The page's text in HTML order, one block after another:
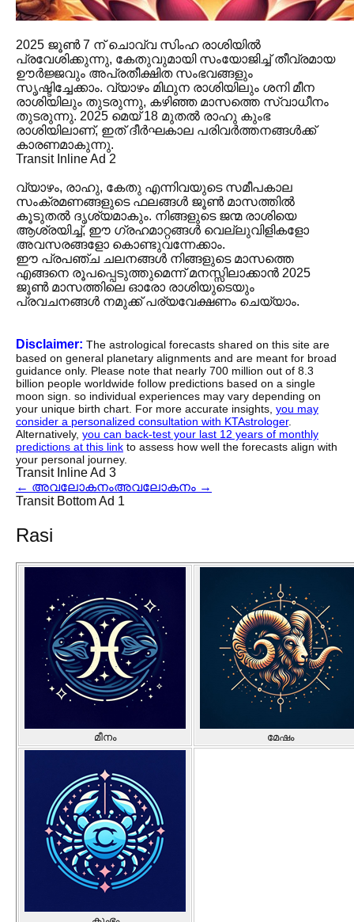
2025 ജൂൺ 7 ന് ചൊവ്വ സിംഹ രാശിയിൽ
പ്രവേശിക്കുന്നു, കേതുവുമായി സംയോജിച്ച് തീവ്രമായ
ഊർജ്ജവും അപ്രതീക്ഷിത സംഭവങ്ങളും
സൃഷ്ടിച്ചേക്കാം. വ്യാഴം മിഥുന രാശിയിലും ശനി മീന
രാശിയിലും തുടരുന്നു, കഴിഞ്ഞ മാസത്തെ സ്വാധീനം
തുടരുന്നു. 2025 മെയ് 18 മുതൽ രാഹു കുംഭ
രാശിയിലാണ്, ഇത് ദീർഘകാല പരിവർത്തനങ്ങൾക്ക്
കാരണമാകുന്നു.
Transit Inline Ad 2
വ്യാഴം, രാഹു, കേതു എന്നിവയുടെ സമീപകാല
സംക്രമണങ്ങളുടെ ഫലങ്ങൾ ജൂൺ മാസത്തിൽ
കൂടുതൽ ദൃശ്യമാകും. നിങ്ങളുടെ ജന്മ രാശിയെ
ആശ്രയിച്ച്, ഈ ഗ്രഹമാറ്റങ്ങൾ വെല്ലുവിളികളോ
അവസരങ്ങളോ കൊണ്ടുവന്നേക്കാം.
ഈ പ്രപഞ്ച ചലനങ്ങൾ നിങ്ങളുടെ മാസത്തെ
എങ്ങനെ രൂപപ്പെടുത്തുമെന്ന് മനസ്സിലാക്കാൻ 2025
ജൂൺ മാസത്തിലെ ഓരോ രാശിയുടെയും
പ്രവചനങ്ങൾ നമുക്ക് പര്യവേക്ഷണം ചെയ്യാം.
Disclaimer: The astrological forecasts shared on this site are
based on general planetary alignments and are meant for broad
guidance only. Please note that nearly 700 million out of 8.3
billion people worldwide follow predictions based on a single
moon sign. so individual experiences may vary depending on
your unique birth chart. For more accurate insights, you may
consider a personalized consultation with KTAstrologer.
Alternatively, you can back-test your last 12 years of monthly
predictions at this link to assess how well the forecasts align with
your personal journey.
Transit Inline Ad 3
← അവലോകനംഅവലോകനം →
Transit Bottom Ad 1
Rasi
മീനം മേഷം